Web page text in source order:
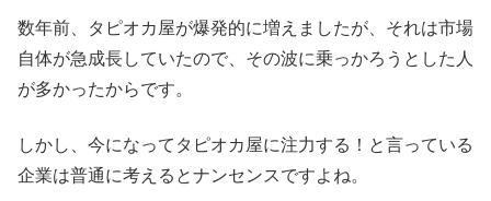
数年前、タピオカ屋が爆発的に増えましたが、それは市場
自体が急成長していたので、その波に乗っかろうとした人
が多かったからです。
しかし、今になってタピオカ屋に注力する！と言っている
企業は普通に考えるとナンセンスですよね。